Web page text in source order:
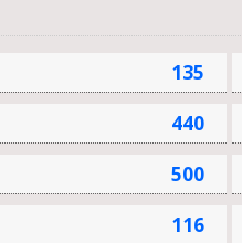
135
440
500
116